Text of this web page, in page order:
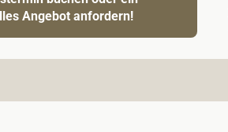
Angebot anfordern!